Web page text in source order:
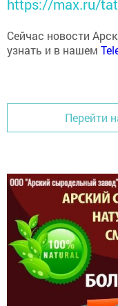
узнать и в нашем
Перейти